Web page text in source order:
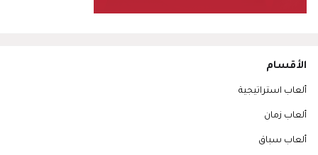
الأقسام
ألعاب استراتيجية
ألعاب زمان
ألعاب سباق